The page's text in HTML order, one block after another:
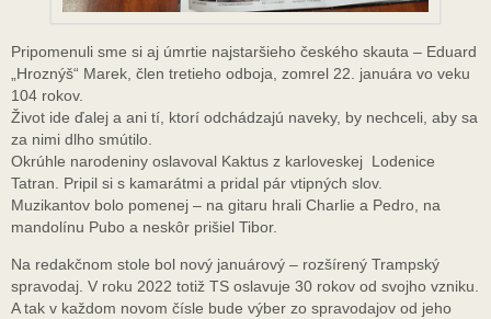
Pripomenuli sme si aj úmrtie najstaršieho českého skauta – Eduard
„Hroznýš“ Marek, člen tretieho odboja, zomrel 22. januára vo veku
104 rokov.
Život ide ďalej a ani tí, ktorí odchádzajú naveky, by nechceli, aby sa
za nimi dlho smútilo.
Okrúhle narodeniny oslavoval Kaktus z karloveskej Lodenice
Tatran. Pripil si s kamarátmi a pridal pár vtipných slov.
Muzikantov bolo pomenej – na gitaru hrali Charlie a Pedro, na
mandolínu Pubo a neskôr prišiel Tibor.
Na redakčnom stole bol nový januárový – rozšírený Trampský
spravodaj. V roku 2022 totiž TS oslavuje 30 rokov od svojho vzniku.
A tak v každom novom čísle bude výber zo spravodajov od jeho